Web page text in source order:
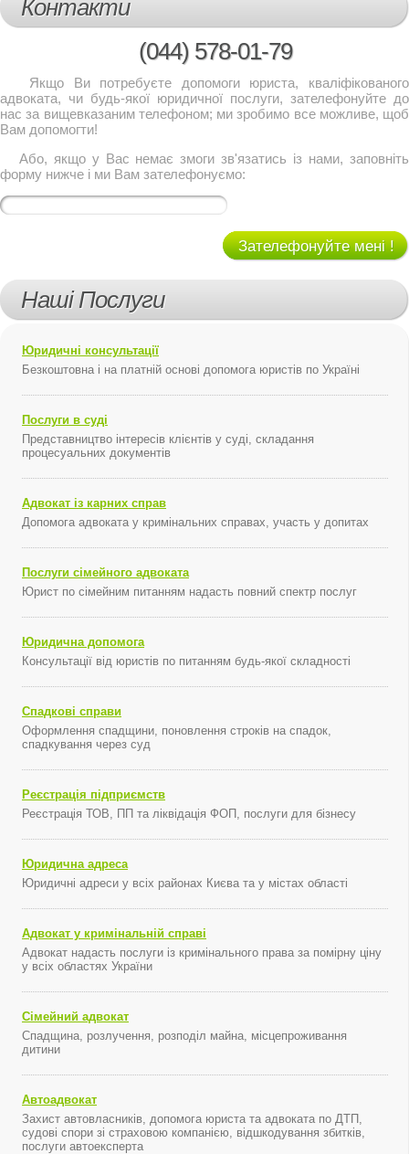
Контакти
(044) 578-01-79
Якщо Ви потребуєте допомоги юриста, кваліфікованого
адвоката, чи будь-якої юридичної послуги, зателефонуйте до
нас за вищевказаним телефоном; ми зробимо все можливе, щоб
Вам допомогти!
Або, якщо у Вас немає змоги зв'язатись із нами, заповніть
форму нижче і ми Вам зателефонуємо:
Зателефонуйте мені !
Наші Послуги
Юридичні консультації
Безкоштовна і на платній основі допомога юристів по Україні
Послуги в суді
Представництво інтересів клієнтів у суді, складання
процесуальних документів
Адвокат із карних справ
Допомога адвоката у кримінальних справах, участь у допитах
Послуги сімейного адвоката
Юрист по сімейним питанням надасть повний спектр послуг
Юридична допомога
Консультації від юристів по питанням будь-якої складності
Спадкові справи
Оформлення спадщини, поновлення строків на спадок,
спадкування через суд
Реєстрація підприємств
Реєстрація ТОВ, ПП та ліквідація ФОП, послуги для бізнесу
Юридична адреса
Юридичні адреси у всіх районах Києва та у містах області
Адвокат у кримінальній справі
Адвокат надасть послуги із кримінального права за помірну ціну
у всіх областях України
Сімейний адвокат
Спадщина, розлучення, розподіл майна, місцепроживання
дитини
Автоадвокат
Захист автовласників, допомога юриста та адвоката по ДТП,
судові спори зі страховою компанією, відшкодування збитків,
послуги автоексперта